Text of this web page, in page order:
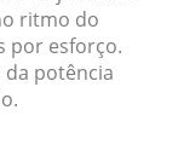
ritmo do
por esforço.
da potência